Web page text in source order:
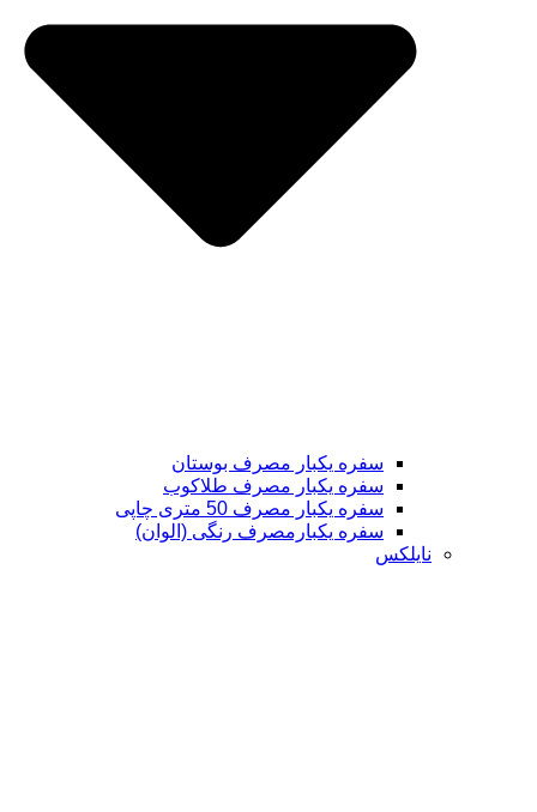
سفره یکبار مصرف بوستان
سفره یکبار مصرف طلاکوب
سفره یکبار مصرف 50 متری چاپی
سفره یکبارمصرف رنگی (الوان)
نایلکس